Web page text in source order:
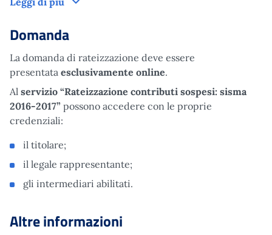
Domanda
La domanda di rateizzazione deve essere
presentata esclusivamente online.
Al servizio “Rateizzazione contributi sospesi: sisma
2016-2017” possono accedere con le proprie
credenziali:
il titolare;
il legale rappresentante;
gli intermediari abilitati.
Altre informazioni